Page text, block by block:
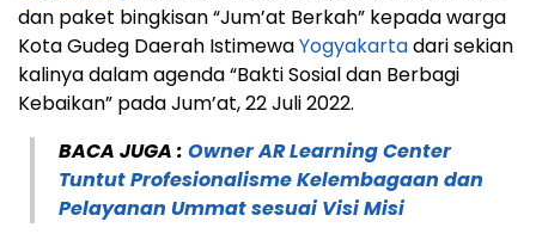
dan paket bingkisan “Jum’at Berkah” kepada warga
Kota Gudeg Daerah IstimewaYogyakartadari sekian
kalinya dalam agenda “Bakti Sosial dan Berbagi
Kebaikan” pada Jum’at, 22 Juli 2022.
BACA JUGA : Owner AR Learning Center
Tuntut Profesionalisme Kelembagaan dan
Pelayanan Ummat sesuai Visi Misi